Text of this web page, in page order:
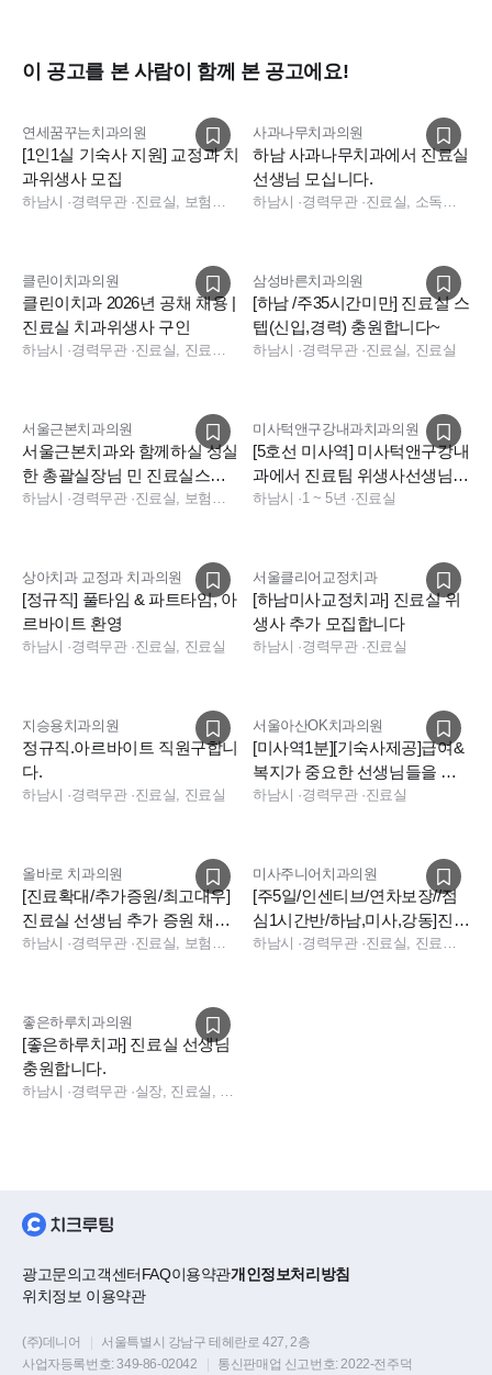
★ 경조사비 지원
✔ 직원 복지
★ 본인 및 가족 진료비 할인
✔ 특별 복지
★ 사내 근로복지기금 운영 (매출에 따른 성과급 및 각종 복지
전 직원 1인 1실 기숙사 제공
공휴일 차감 없는 법정 연차 사용
경영지원팀 상주
사내 근로복지기금 운영
5. 근무시간
월/수/금 : 09:30 ~ 18:30
(점심시간 13:00 ~ 14:00 / 저녁시간 18:30 ~ 19:00)
토요일 : 09:00 ~ 14:00
※ 야간진료일은 오전·오후 또는 오후·야간 출근 (풀근무 월 1
6. 마지막 한마디
중요하게 생각합니다.
이 공고를 본 사람이 함께 본 공고에요!
연세꿈꾸는치과의원
[1인1실 기숙사 지원] 교정과 치
과위생사 모집
하남시 ·경력무관· 진료실, 보험청구
사과나무치과의원
하남 사과나무치과에서 진료실
선생님 모십니다.
하남시 ·경력무관· 진료실, 소독실, 수술실
클린이치과의원
클린이치과 2026년 공채 채용 |
진료실 치과위생사 구인
하남시 ·경력무관· 진료실, 진료팀장
삼성바른치과의원
[하남 /주35시간미만] 진료실 스
텝(신입,경력) 충원합니다~
하남시 ·경력무관·진료실, 진료실
서울근본치과의원
서울근본치과와 함께하실 성실
한 총괄실장님 민 진료실스텝
모십니다[하남,미사,강동,서울]
하남시 ·경력무관· 진료실, 보험청구, 상담, 데스크, 실장, 총괄실장, 진료실, 데스크, 보험청구, 상담, 데스크, 상담
미사턱앤구강내과치과의원
[5호선 미사역] 미사턱앤구강내
과에서 진료팀 위생사선생님을
모십니다.
하남시 ·1 ~ 5년 ·진료실
상아치과 교정과 치과의원
[정규직] 풀타임 & 파트타임, 아
르바이트 환영
하남시 ·경력무관·진료실, 진료실
서울클리어교정치과
[하남미사교정치과] 진료실 위
생사 추가 모집합니다
하남시 ·경력무관·진료실
지승용치과의원
정규직.아르바이트 직원구합니
다.
하남시 ·경력무관·진료실, 진료실
서울아산OK치과의원
[미사역1분][기숙사제공]급여&
복지가 중요한 선생님들을 서
울아산OK치과가 기다립니다!
하남시 ·경력무관·진료실
올바로 치과의원
[진료확대/추가증원/최고대우]
진료실 선생님 추가 증원 채용
공고
하남시 ·경력무관· 진료실, 보험청구, 상담
미사주니어치과의원
[주5일/인센티브/연차보장//점
심1시간반/하남,미사,강동]진료
실스텝 모십니다.
하남시 ·경력무관· 진료실, 진료팀장, 진료실, 데스크, 기타 직무
좋은하루치과의원
[좋은하루치과] 진료실 선생님
충원합니다.
하남시 ·경력무관· 실장, 진료실, 실장, 진료실
광고문의고객센터FAQ이용약관개인정보처리방침
위치정보 이용약관
(주)데니어
서울특별시 강남구 테헤란로 427, 2층
사업자등록번호:349-86-02042 통신판매업 신고번호:2022-전주덕